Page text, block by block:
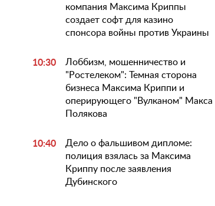
компания Максима Криппы
создает софт для казино
спонсора войны против Украины
10:30
Лоббизм, мошенничество и
"Ростелеком": Темная сторона
бизнеса Максима Криппи и
оперирующего "Вулканом" Макса
Полякова
10:40
Дело о фальшивом дипломе:
полиция взялась за Максима
Криппу после заявления
Дубинского